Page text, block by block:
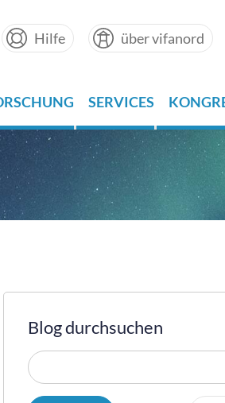
Hilfe über vifanord
SERVICES
Blog durchsuchen